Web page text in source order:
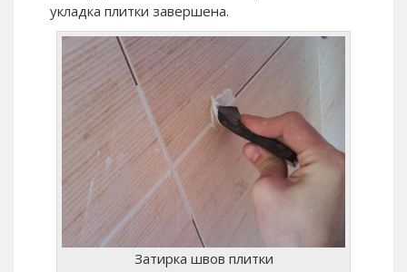
укладка плитки завершена.
Затирка швов плитки